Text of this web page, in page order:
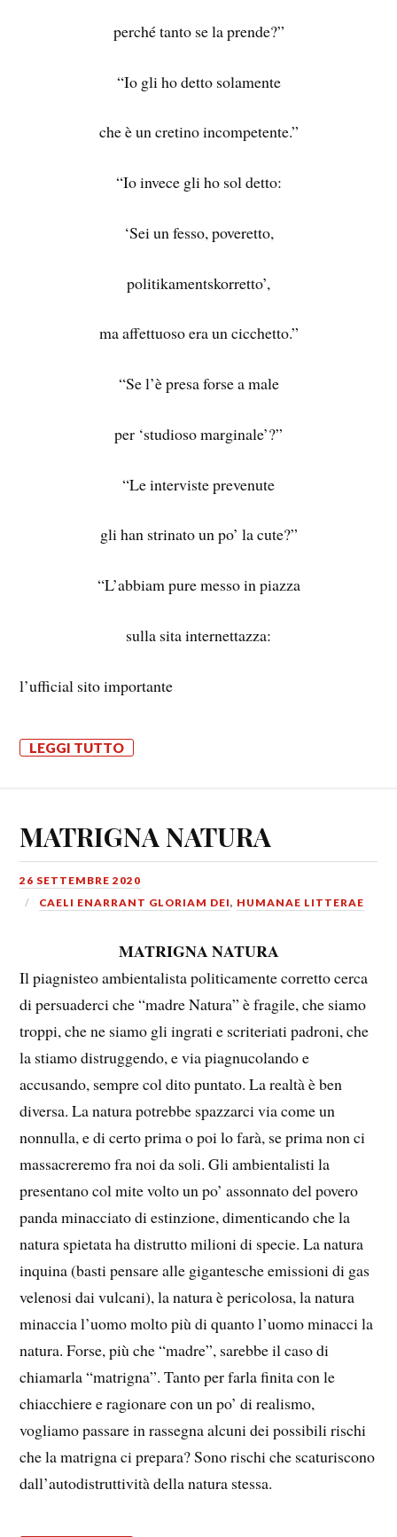
perché tanto se la prende?”
“Io gli ho detto solamente
che è un cretino incompetente.”
“Io invece gli ho sol detto:
‘Sei un fesso, poveretto,
politikamentskorretto’,
ma affettuoso era un cicchetto.”
“Se l’è presa forse a male
per ‘studioso marginale’?”
“Le interviste prevenute
gli han strinato un po’ la cute?”
“L’abbiam pure messo in piazza
sulla sita internettazza:
l’ufficial sito importante
LEGGI TUTTO
MATRIGNA NATURA
26 SETTEMBRE 2020
CAELI ENARRANT GLORIAM DEI, HUMANAE LITTERAE
MATRIGNA NATURA
Il piagnisteo ambientalista politicamente corretto cerca
di persuaderci che “madre Natura” è fragile, che siamo
troppi, che ne siamo gli ingrati e scriteriati padroni, che
la stiamo distruggendo, e via piagnucolando e
accusando, sempre col dito puntato. La realtà è ben
diversa. La natura potrebbe spazzarci via come un
nonnulla, e di certo prima o poi lo farà, se prima non ci
massacreremo fra noi da soli. Gli ambientalisti la
presentano col mite volto un po’ assonnato del povero
panda minacciato di estinzione, dimenticando che la
natura spietata ha distrutto milioni di specie. La natura
inquina (basti pensare alle gigantesche emissioni di gas
velenosi dai vulcani), la natura è pericolosa, la natura
minaccia l’uomo molto più di quanto l’uomo minacci la
natura. Forse, più che “madre”, sarebbe il caso di
chiamarla “matrigna”. Tanto per farla finita con le
chiacchiere e ragionare con un po’ di realismo,
vogliamo passare in rassegna alcuni dei possibili rischi
che la matrigna ci prepara? Sono rischi che scaturiscono
dall’autodistruttività della natura stessa.